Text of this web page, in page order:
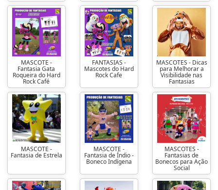
MASCOTE -
Fantasia Gata
Roqueira do Hard
Rock Café
FANTASIAS -
Mascotes do Hard
Rock Cafe
MASCOTES - Dicas
para Melhorar a
Visibilidade nas
Fantasias
MASCOTE -
Fantasia de Estrela
MASCOTE -
Fantasia de Índio -
Boneco Indígena
MASCOTES -
Fantasias de
Bonecos para Ação
Social